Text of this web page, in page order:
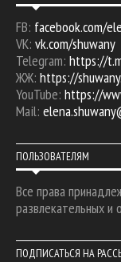
FB: facebook.com/
VK: vk.com/shuwany
Telegram: https://
ЖЖ: https://
YouTube: https://
Mail:
ПОЛЬЗОВАТЕЛЯМ
Все права
развлекательных и
ПОДПИСАТЬСЯ НА